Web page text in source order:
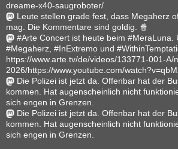
dreame-x40-saugroboter/
Leute stellen grade fest, dass Megaherz
mag. Die Kommentare sind goldig. 🍿
#Arte Concert ist heute beim #MeraLuna.
#Megaherz, #InExtremo und
https://www.arte.tv/de/videos/133771-001-A/
2026/https://www.youtube.com/
Die Polizei ist jetzt da. Offenbar hat der
kommen. Hat augenscheinlich nicht
sich engen in Grenzen.
Die Polizei ist jetzt da. Offenbar hat der
kommen. Hat augenscheinlich nicht
sich engen in Grenzen.